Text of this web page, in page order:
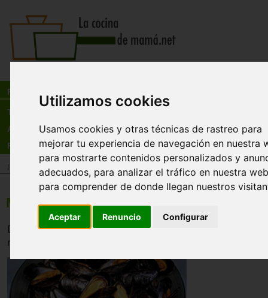
Utilizamos cookies
Usamos cookies y otras técnicas de rastreo para
mejorar tu experiencia de navegación en nuestra
para mostrarte contenidos personalizados y
adecuados, para analizar el tráfico en nuestra
para comprender de donde llegan nuestros
Aceptar Renuncio Configurar
Recetas
Tienda
Actualidad
Registro
Recetas Entrantes
Mejillones de roca al vino y guindilla
Deliciosos mejillones, recuerda que los mejillones estén
no se abran en el cocido no se deben comer.